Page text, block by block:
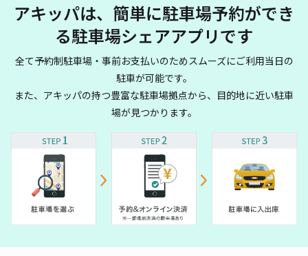
アキッパは、簡単に駐車場予約ができ
る駐車場シェアアプリです
全て予約制駐車場・事前お支払いのためスムーズにご利用当日の
駐車が可能です。
また、アキッパの持つ豊富な駐車場拠点から、目的地に近い駐車
場が見つかります。